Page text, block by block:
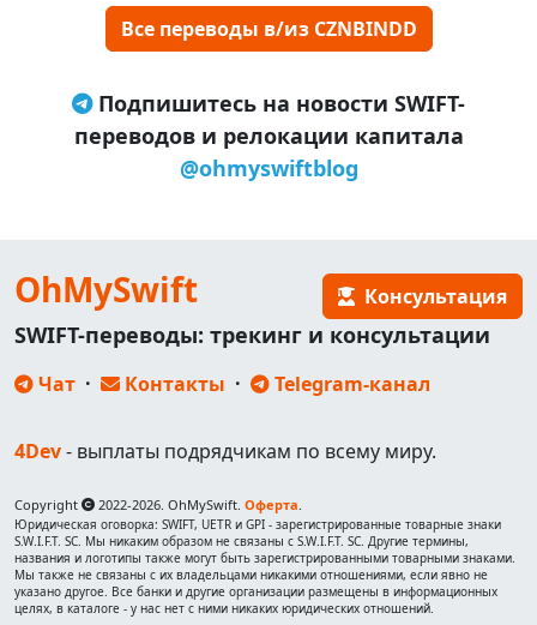
Все переводы в/из CZNBINDD
Подпишитесь на новости SWIFT-
переводов и релокации капитала
@ohmyswiftblog
OhMySwift Консультация
SWIFT-переводы: трекинг и консультации
Чат · Контакты · Telegram-канал
4Dev- выплаты подрядчикам по всему миру.
Copyright 2022-2026. OhMySwift. Оферта.
Юридическая оговорка: SWIFT, UETR и GPI - зарегистрированные товарные знаки
S.W.I.F.T. SC. Мы никаким образом не связаны с S.W.I.F.T. SC. Другие термины,
названия и логотипы также могут быть зарегистрированными товарными знаками.
Мы также не связаны с их владельцами никакими отношениями, если явно не
указано другое. Все банки и другие организации размещены в информационных
целях, в каталоге - у нас нет с ними никаких юридических отношений.